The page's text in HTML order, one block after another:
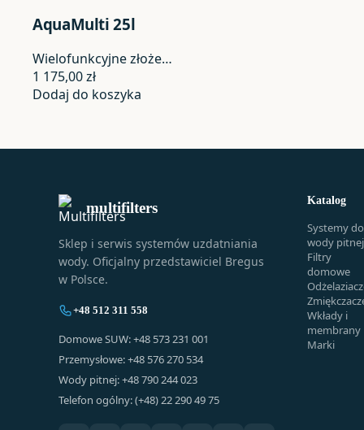
AquaMulti 25l
Wielofunkcyjne złoże…
1 175,00zł
Dodaj do koszyka
multifilters
Sklep i serwis systemów uzdatniania
wody. Oficjalny przedstawiciel Bregus
w Polsce.
+48 512 311 558
Domowe SUW: +48 573 231 001
Przemysłowe: +48 576 270 534
Wody pitnej: +48 790 244 023
Telefon ogólny: (+48) 22 290 49 75
Katalog
Systemy do
wody pitnej
Filtry
domowe
Wkłady i
membrany
Marki